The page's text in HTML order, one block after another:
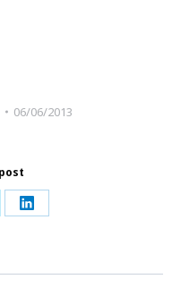
06/06/2013
Share
LinkedIn